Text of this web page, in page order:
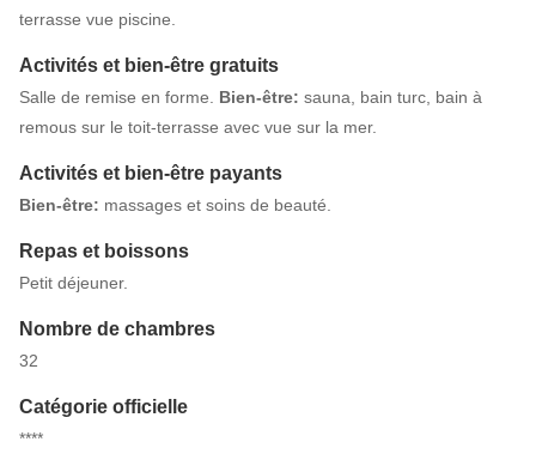
terrasse vue piscine.
Activités et bien-être gratuits
Salle de remise en forme. Bien-être: sauna, bain turc, bain à
remous sur le toit-terrasse avec vue sur la mer.
Activités et bien-être payants
Bien-être: massages et soins de beauté.
Repas et boissons
Petit déjeuner.
Nombre de chambres
32
Catégorie officielle
****